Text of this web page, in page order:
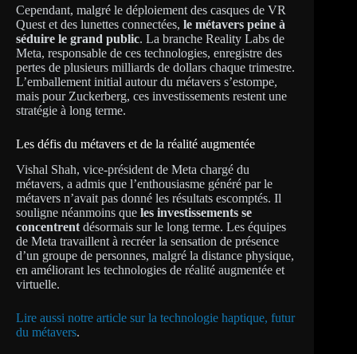
Cependant, malgré le déploiement des casques de VR
Quest et des lunettes connectées, le métavers peine à
séduire le grand public. La branche Reality Labs de
Meta, responsable de ces technologies, enregistre des
pertes de plusieurs milliards de dollars chaque trimestre.
L’emballement initial autour du métavers s’estompe,
mais pour Zuckerberg, ces investissements restent une
stratégie à long terme.
Les défis du métavers et de la réalité augmentée
Vishal Shah, vice-président de Meta chargé du
métavers, a admis que l’enthousiasme généré par le
métavers n’avait pas donné les résultats escomptés. Il
souligne néanmoins que les investissements se
concentrent désormais sur le long terme. Les équipes
de Meta travaillent à recréer la sensation de présence
d’un groupe de personnes, malgré la distance physique,
en améliorant les technologies de réalité augmentée et
virtuelle.
Lire aussi notre article sur la technologie haptique, futur
du métavers.